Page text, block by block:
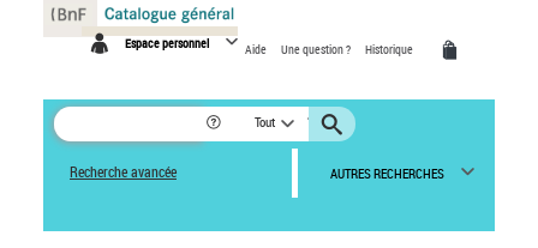
Espace personnel Aide Une question ? Historique
Tout
Recherche avancée AUTRES RECHERCHES
Panneau de gestion des cookies